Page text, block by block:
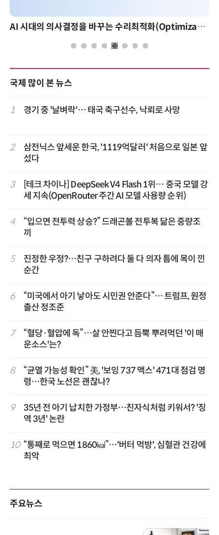
AI 시대의 의사결정을 바꾸는 수리최적화(Optimization): 실제 산업 적용 사례와 활용 전략 AI 핀옵스 실전
국제 많이 본 뉴스
1 경기 중 '날벼락'… 태국 축구선수, 낙뢰로 사망
2
삼전닉스 앞세운 한국, '1119억달러' 처음으로 일본 앞
섰다
3
[테크 차이나] DeepSeek V4 Flash 1위… 중국 모델 강
세 지속(OpenRouter 주간 AI 모델 사용량 순위)
4
“입으면 전투력 상승?” 드래곤볼 전투복 닮은 중량조
끼
5
진정한 우정?…친구 구하려다 둘 다 의자 틈에 목이 낀
순간
6
“미국에서 아기 낳아도 시민권 안준다”… 트럼프, 원정
출산 정조준
7
“혈당·혈압에 독”…살 안찐다고 듬뿍 뿌려먹던 '이 매
운소스'는?
8
“균열 가능성 확인” 美, '보잉 737 맥스' 471대 점검 명
령…한국 노선은 괜찮나?
9
35년 전 아기 납치한 가정부…친자식처럼 키워서? '징
역 3년' 논란
10 “통째로 먹으면 1860㎉”…'버터 먹방', 심혈관 건강에
최악
주요뉴스